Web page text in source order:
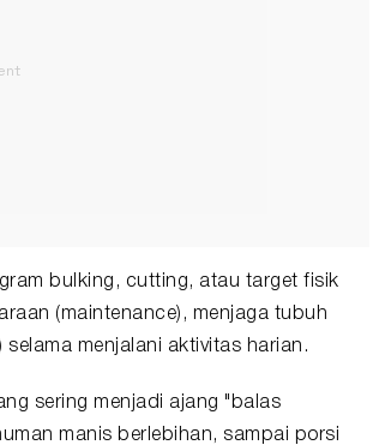
bulking, cutting, atau target fisik
(maintenance), menjaga tubuh
menjalani aktivitas harian.
sering menjadi ajang "balas
manis berlebihan, sampai porsi